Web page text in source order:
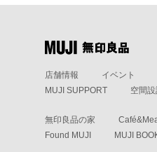
店舗情報 イベント
MUJI SUPPORT
空間
無印良品の家
Found MUJI
MUJI